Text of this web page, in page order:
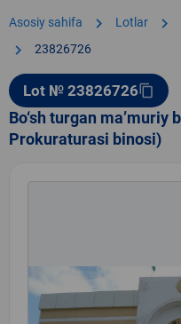
Asosiy sahifa chevron_right Lotlar chevron_right
chevron_right 23826726
Lot № 23826726content_copy
Bo‘sh turgan
Prokuraturasi binosi)